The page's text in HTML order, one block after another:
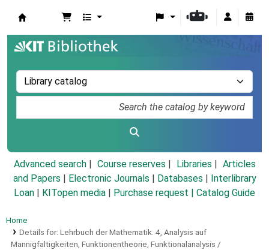
Advanced search Course reserves Libraries
Articles
and Papers
Electronic Journals Databases
Interlibrary
Loan
KITopen media Purchase request | Catalog Guide
Home
Details for: Lehrbuch der Mathematik. 4, Analysis auf
Mannigfaltigkeiten, Funktionentheorie, Funktionalanalysis /